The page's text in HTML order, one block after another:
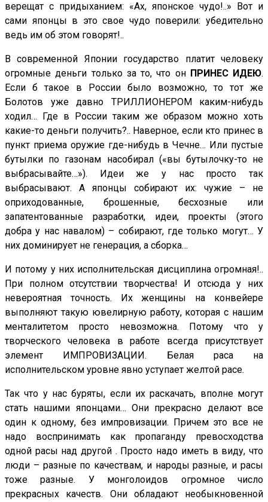
верещат с придыханием: «Ах, японское чудо!..» Вот и
сами японцы в это свое чудо поверили: убедительно
ведь им об этом говорят!..
В современной Японии государство платит человеку
огромные деньги только за то, что он ПРИНЕС ИДЕЮ.
Если б такое в России было возможно, то тот же
Болотов уже давно ТРИЛЛИОНЕРОМ каким-нибудь
ходил… Где в России таким же образом можно хоть
какие-то деньги получить?.. Наверное, если кто принес в
пункт приема оружие где-нибудь в Чечне… Или пустые
бутылки по газонам насобирал («вы бутылочку-то не
выбрасывайте…»). Идеи же у нас просто так
выбрасывают. А японцы собирают их: чужие – не
оприходованные, брошенные, бесхозные или
запатентованные разработки, идеи, проекты (этого
добра у нас навалом) – собирают, где только могут… У
них доминирует не генерация, а сборка…
И потому у них исполнительская дисциплина огромная!..
При полном отсутствии творчества! И отсюда у них
невероятная точность. Их женщины на конвейере
выполняют такую ювелирную работу, которая с нашим
менталитетом просто невозможна. Потому что у
творческого человека в работе всегда присутствует
элемент ИМПРОВИЗАЦИИ. Белая раса на
исполнительском уровне явно уступает желтой расе.
Так что у нас буряты, если их раскачать, вполне могут
стать нашими японцами… Они прекрасно делают все
один к одному, без импровизации. Причем это все не
надо воспринимать как пропаганду превосходства
одной расы над другой . Просто надо иметь в виду, что
люди – разные по качествам, и народы разные, и расы
тоже разные. У монголоидов огромное число
прекрасных качеств. Они обладают необыкновенной